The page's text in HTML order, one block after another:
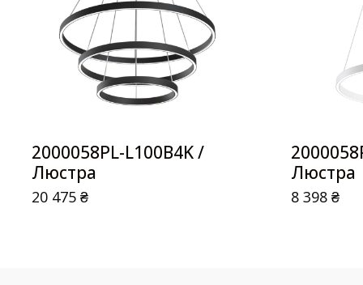
2000058PL-L100B4K /
Люстра
20 475₴
Люстра
8 398₴